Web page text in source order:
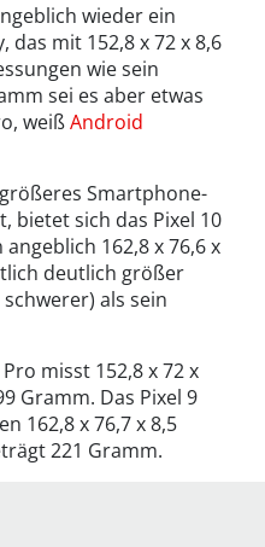
wieder ein
mit 152,8 x 72 x 8,6
wie sein
sei es aber etwas
weißAndroid
Smartphone-
bietet sich das Pixel 10
162,8 x 76,6 x
deutlich größer
als sein
misst 152,8 x 72 x
Gramm. Das Pixel 9
162,8 x 76,7 x 8,5
221 Gramm.